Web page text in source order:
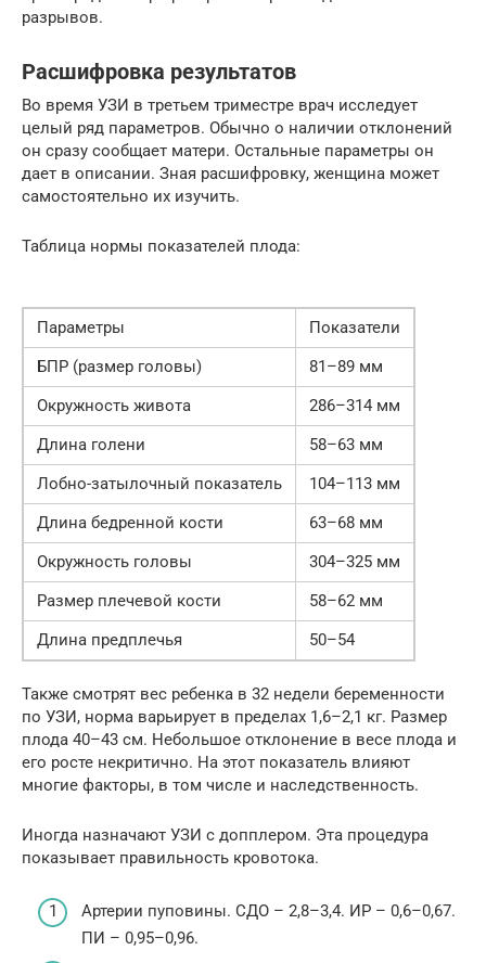
разрывов.
Расшифровка результатов
Во время УЗИ в третьем триместре врач исследует
целый ряд параметров. Обычно о наличии отклонений
он сразу сообщает матери. Остальные параметры он
дает в описании. Зная расшифровку, женщина может
самостоятельно их изучить.
Таблица нормы показателей плода:
Параметры
Показатели
БПР (размер головы)
81–89 мм
Окружность живота
286–314 мм
Длина голени
58–63 мм
Лобно-затылочный показатель
104–113 мм
Длина бедренной кости
63–68 мм
Окружность головы
304–325 мм
Размер плечевой кости
58–62 мм
Длина предплечья
50–54
Также смотрят вес ребенка в 32 недели беременности
по УЗИ, норма варьирует в пределах 1,6–2,1 кг. Размер
плода 40–43 см. Небольшое отклонение в весе плода и
его росте некритично. На этот показатель влияют
многие факторы, в том числе и наследственность.
Иногда назначают УЗИ с допплером. Эта процедура
показывает правильность кровотока.
Артерии пуповины. СДО – 2,8–3,4. ИР – 0,6–0,67.
ПИ – 0,95–0,96.